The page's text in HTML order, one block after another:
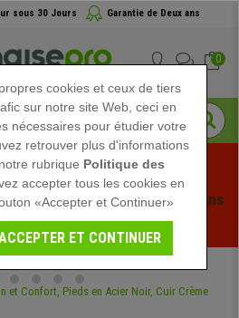
sous 30 Jours Garantie de Deux ans
0
chez Chaisepro ! Des réductions
durée limitée - Voir l'offre
cookies et ceux de tiers
sur notre site Web, ceci en
nécessaires pour étudier votre
retrouver plus d'informations
rubrique Politique des
accepter tous les cookies en
«Accepter et Continuer»
ET CONTINUER